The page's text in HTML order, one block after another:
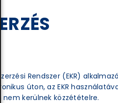
Rendszer (EKR)
úton, az EKR
nem kerülnek közzétételre.